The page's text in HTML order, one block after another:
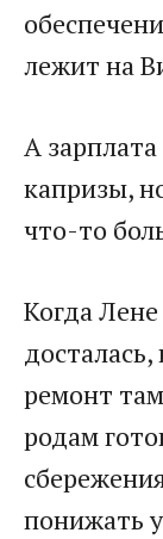
лежит на
А
капризы,
что-то
Когда
ремонт
родам
понижать